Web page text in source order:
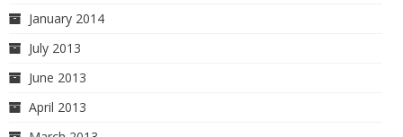
January 2014
July 2013
June 2013
April 2013